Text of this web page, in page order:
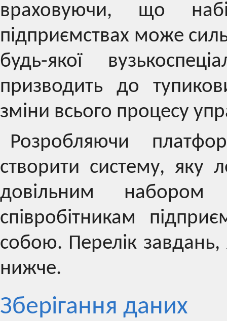
враховуючи, що
підприємствах може
будь-якої
призводить до
зміни всього процесу
Розробляючи
створити систему, яку
довільним
співробітникам
собою. Перелік завдань,
нижче.
Зберігання даних